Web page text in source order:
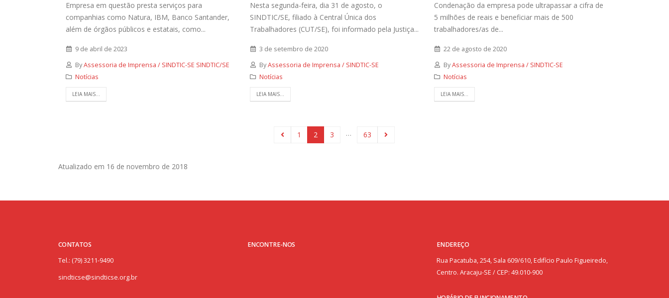
Empresa em questão presta serviços para
companhias como Natura, IBM, Banco Santander,
além de órgãos públicos e estatais, como...
9 de abril de 2023
ByAssessoria de Imprensa / SINDTIC-SE SINDTIC/SE
Notícias
LEIA MAIS...
Nesta segunda-feira, dia 31 de agosto, o
SINDTIC/SE, filiado à Central Única dos
Trabalhadores (CUT/SE), foi informado pela Justiça...
3 de setembro de 2020
ByAssessoria de Imprensa / SINDTIC-SE
Notícias
LEIA MAIS...
Condenação da empresa pode ultrapassar a cifra de
5 milhões de reais e beneficiar mais de 500
trabalhadores/as de...
22 de agosto de 2020
ByAssessoria de Imprensa / SINDTIC-SE
Notícias
LEIA MAIS...
1 2 3 … 63
Atualizado em 16 de novembro de 2018
CONTATOS
Tel.: (79) 3211-9490
sindticse@sindticse.org.br
ENCONTRE-NOS
ENDEREÇO
Rua Pacatuba, 254, Sala 609/610, Edifício Paulo Figueiredo,
Centro. Aracaju-SE / CEP: 49.010-900